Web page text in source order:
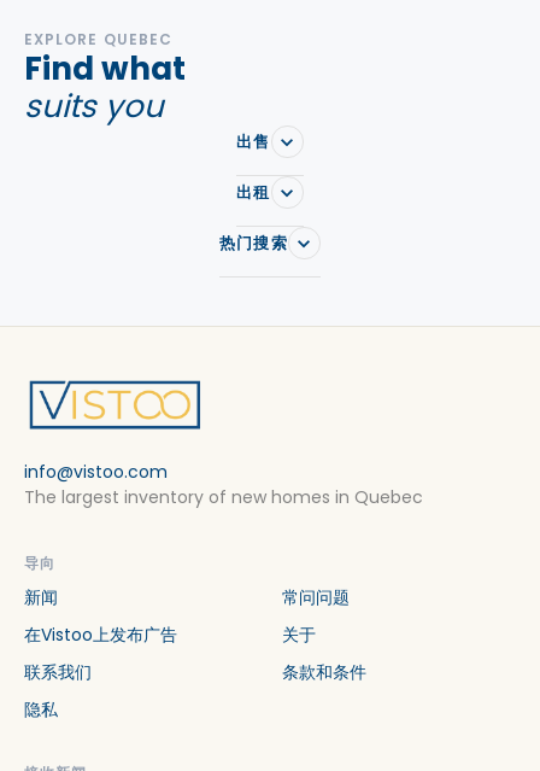
EXPLORE QUEBEC
Find what
suits you
出售
出租
热门搜索
info@vistoo.com
The largest inventory of new homes in Quebec
导向
新闻
常问问题
在Vistoo上发布广告
关于
联系我们
条款和条件
隐私